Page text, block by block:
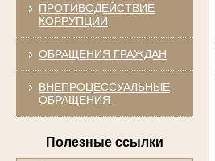
ПРОТИВОДЕЙСТВИЕ
КОРРУПЦИИ
ОБРАЩЕНИЯ ГРАЖДАН
ВНЕПРОЦЕССУАЛЬНЫЕ
ОБРАЩЕНИЯ
Полезные ссылки